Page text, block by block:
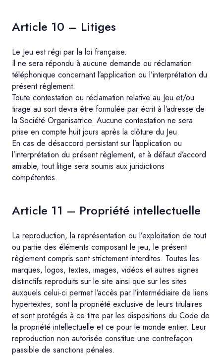
Article 10 – Litiges
Le Jeu est régi par la loi française.
Il ne sera répondu à aucune demande ou réclamation
téléphonique concernant l’application ou l’interprétation du
présent règlement.
Toute contestation ou réclamation relative au Jeu et/ou
tirage au sort devra être formulée par écrit à l’adresse de
la Société Organisatrice. Aucune contestation ne sera
prise en compte huit jours après la clôture du Jeu.
En cas de désaccord persistant sur l’application ou
l’interprétation du présent règlement, et à défaut d’accord
amiable, tout litige sera soumis aux juridictions
compétentes.
Article 11 – Propriété intellectuelle
La reproduction, la représentation ou l’exploitation de tout
ou partie des éléments composant le jeu, le présent
règlement compris sont strictement interdites. Toutes les
marques, logos, textes, images, vidéos et autres signes
distinctifs reproduits sur le site ainsi que sur les sites
auxquels celui-ci permet l’accès par l’intermédiaire de liens
hypertextes, sont la propriété exclusive de leurs titulaires
et sont protégés à ce titre par les dispositions du Code de
la propriété intellectuelle et ce pour le monde entier. Leur
reproduction non autorisée constitue une contrefaçon
passible de sanctions pénales.